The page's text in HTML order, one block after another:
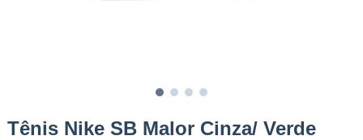
Tênis Nike SB Malor Cinza/ Verde